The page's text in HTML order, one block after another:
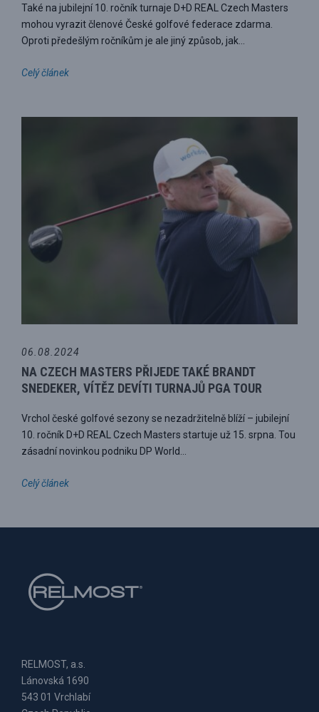
Také na jubilejní 10. ročník turnaje D+D REAL Czech Masters
mohou vyrazit členové České golfové federace zdarma.
Oproti předešlým ročníkům je ale jiný způsob, jak...
Celý článek
06.08.2024
NA CZECH MASTERS PŘIJEDE TAKÉ BRANDT
SNEDEKER, VÍTĚZ DEVÍTI TURNAJŮ PGA TOUR
Vrchol české golfové sezony se nezadržitelně blíží – jubilejní
10. ročník D+D REAL Czech Masters startuje už 15. srpna. Tou
zásadní novinkou podniku DP World...
Celý článek
RELMOST, a.s.
Lánovská 1690
543 01 Vrchlabí